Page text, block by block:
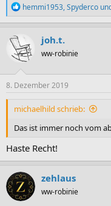
R
e
a
t
i
o
n
e
:
hemmi1953,Spyderco
joh.t.
ww-robinie
8. Dezember 2019
michaelhild schrieb:
Das ist immer noch vom
Haste Recht!
zehlaus
ww-robinie